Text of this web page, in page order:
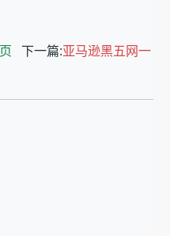
下一篇:亚马逊黑五网一